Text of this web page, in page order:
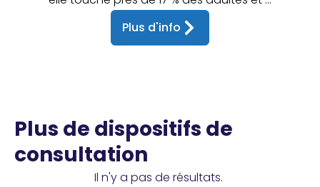
Plus d'info
Plus de dispositifs de
consultation
Il n'y a pas de résultats.